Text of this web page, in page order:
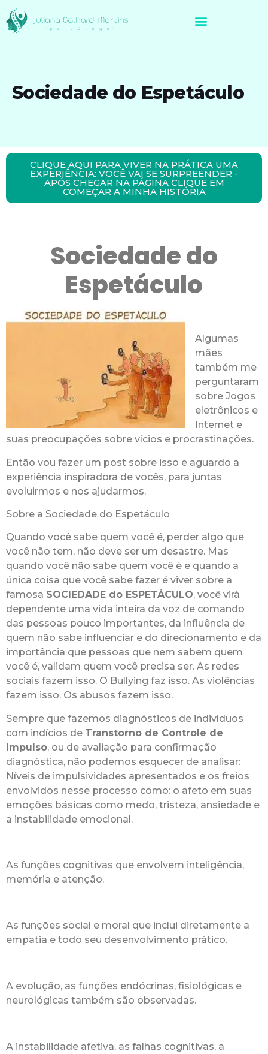
Sociedade do Espetáculo
CLIQUE AQUI PARA VIVER NA PRÁTICA UMA
EXPERIÊNCIA: VOCÊ VAI SE SURPREENDER -
APÓS CHEGAR NA PÁGINA CLIQUE EM
COMEÇAR A MINHA HISTÓRIA
Sociedade do
Espetáculo
Algumas
mães
também me
perguntaram
sobre Jogos
eletrônicos e
Internet e
suas preocupações sobre vícios e procrastinações.
Então vou fazer um post sobre isso e aguardo a
experiência inspiradora de vocês, para juntas
evoluirmos e nos ajudarmos.
Sobre a Sociedade do Espetáculo
Quando você sabe quem você é, perder algo que
você não tem, não deve ser um desastre. Mas
quando você não sabe quem você é e quando a
única coisa que você sabe fazer é viver sobre a
famosa SOCIEDADE do ESPETÁCULO, você virá
dependente uma vida inteira da voz de comando
das pessoas pouco importantes, da influência de
quem não sabe influenciar e do direcionamento e da
importância que pessoas que nem sabem quem
você é, validam quem você precisa ser. As redes
sociais fazem isso. O Bullying faz isso. As violências
fazem isso. Os abusos fazem isso.
Sempre que fazemos diagnósticos de indivíduos
com indícios de Transtorno de Controle de
Impulso, ou de avaliação para confirmação
diagnóstica, não podemos esquecer de analisar:
Níveis de impulsividades apresentados e os freios
envolvidos nesse processo como: o afeto em suas
emoções básicas como medo, tristeza, ansiedade e
a instabilidade emocional.
As funções cognitivas que envolvem inteligência,
memória e atenção.
As funções social e moral que inclui diretamente a
empatia e todo seu desenvolvimento prático.
A evolução, as funções endócrinas, fisiológicas e
neurológicas também são observadas.
A instabilidade afetiva, as falhas cognitivas, a